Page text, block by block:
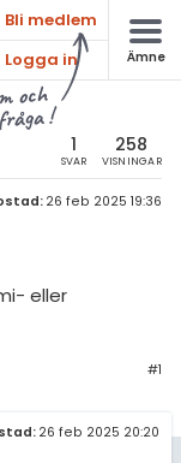
Bli medlem
Logga in
Ämne
och
fråga !
1
SVAR
258
VISNINGAR
26 feb 2025 19:36
eller
#1
26 feb 2025 20:20